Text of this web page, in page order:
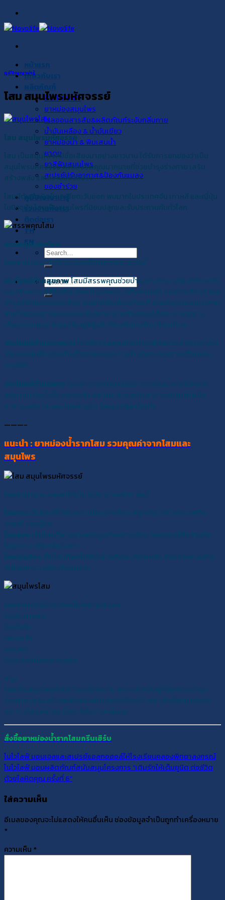
Skip
to
content
หน้าแรก
เกี่ยวกับเรา
ผลิตภัณฑ์
สินค้าแนะนำ
ยาหม่องสมุนไพร
โรลออนสารส้ม&ผลิตภัณฑ์ระงับกลิ่นกาย
น้ำมันเหลือง & น้ำมันเขียว
ยาหม่องน้ำ & พิมเสนน้ำ
ยาดม
ยาสีฟันสมุนไพร
สเปรย์ปรับอากาศ&ป้องกันแมลง
ของชำร่วย
ภูมิปัญญาน่ารู้
ร่วมงานกับเรา
ติดต่อเรา
TH
EN
Search
for:
Search
for:
ภูมิปัญญาน่ารู้
โสม สมุนไพรมหัศจรรย์
โสม สมุนไพรมหัศจรรย์
โสม เป็นสมุนไพรที่มีชื่อเสียงมาอย่างยาวนาน ได้รับการยกย่องว่าเป็น
สมุนไพรมหัศจรรย์ ด้วยสรรพคุณมากมายที่ช่วยบำรุงร่างกาย เสริม
สร้างพลัง และความมีชีวิตชีวา
โสมมีต้นกำเนิดในเอเชียตะวันออก พบมากในประเทศจีน เกาหลี และญี่ปุ่น
ในปัจจุบัน โสมเป็นสมุนไพรที่นิยมปลูกและรับประทานกันทั่วโลก
สรรพคุณของโสม
โสมสามารถนำไปใช้ประโยชน์ได้หลากหลาย ดังนี้
ประโยชน์ด้านสุขภาพโสมมีสรรพคุณช่วยบำรุงร่างกาย เสริมสร้างพลัง
และเพิ่มความมีชีวิตชีวา ช่วยบำรุงสมอง เสริมความจำ และการเรียนรู้ ช่วย
บำรุงหัวใจและหลอดเลือด ช่วยให้เลือดไหลเวียนดี ช่วยบำรุงระบบประสาท
ช่วยให้ผ่อนคลายและนอนหลับสบาย ช่วยต้านอนุมูลอิสระ ชะลอความ
เสื่อมของเซลล์ ช่วยเสริมภูมิคุ้มกัน ป้องกันและรักษาโรคต่างๆ
ประโยชน์ด้านความงามโสมมีสรรพคุณช่วยบำรุงผิวพรรณให้กระจ่างใส
เนียนนุ่มชุ่มชื่น ช่วยต้านริ้วรอยและจุดด่างดำ ช่วยชะลอความเสื่อมของ
เซลล์ผิว
ประโยชน์ด้านอาหารโสมสามารถนำมารับประทานเป็นอาหารได้หลาย
ชนิด เช่น ต้มน้ำดื่ม ดองเหล้า ผสมผง สารสกัด สามารถนำมาทำเป็น
อาหารเสริม โสมผง โสมอัดเม็ด โสมแคปซูล เป็นต้น
———-
แนะนำ : ยาหม่องน้ำรากโสม รวมคุณค่าจากโสมและ
สมุนไพร
โสมสามารถแบ่งออกได้เป็น 3 ประเภทหลักๆ ดังนี้
โสมขาว เป็นโสมที่ได้รับความนิยมมากที่สุด ปลูกกันมากในประเทศจีน
เกาหลี และญี่ปุ่น
โสมแดง เป็นโสมที่ผ่านการแปรรูปด้วยความร้อน มีคุณสมบัติคล้ายกับ
โสมขาว แต่มีฤทธิ์แรงกว่า
โสมอเมริกา เป็นโสมที่พบได้ทั่วไปในทวีปอเมริกาเหนือ มีสรรพคุณคล้าย
กับโสมขาว แต่มีฤทธิ์อ่อนกว่า
โสมสามารถใช้ประโยชน์ได้หลายวิธี เช่น
รับประทานสด
ต้มน้ำดื่ม
ดองเหล้า
ผสมผง
ใช้ประโยชน์จากสารสกัด
สรุป
โสมเป็นสมุนไพรที่มีประโยชน์มากมาย เหมาะสำหรับผู้ที่ต้องการบำรุง
ร่างกาย เสริมสร้างพลัง และเพิ่มความมีชีวิตชีวา อย่างไรก็ตาม ควรรับ
ประทานโสมอย่างระมัดระวังในบางกลุ่มคน
สั่งซื้อยาหม่องน้ำรากโสมกรีนเฮิร์บ
โนโวไลฟ์ มอบเจลและสเปรย์แอลกอฮอล์ให้โรงเรียนคลองพิทยาลงกรณ์
โนโวไลฟ์ มอบผลิตภัณฑ์สนับสนุนโครงการ “เติมรักให้เต็มยูนิต ต่อชีวิต
ด้วยโลหิตคุณ ครั้งที่ 6”
ใส่ความเห็น
อีเมลของคุณจะไม่แสดงให้คนอื่นเห็น ช่องข้อมูลจำเป็นถูกทำเครื่องหมาย
*
ความเห็น *